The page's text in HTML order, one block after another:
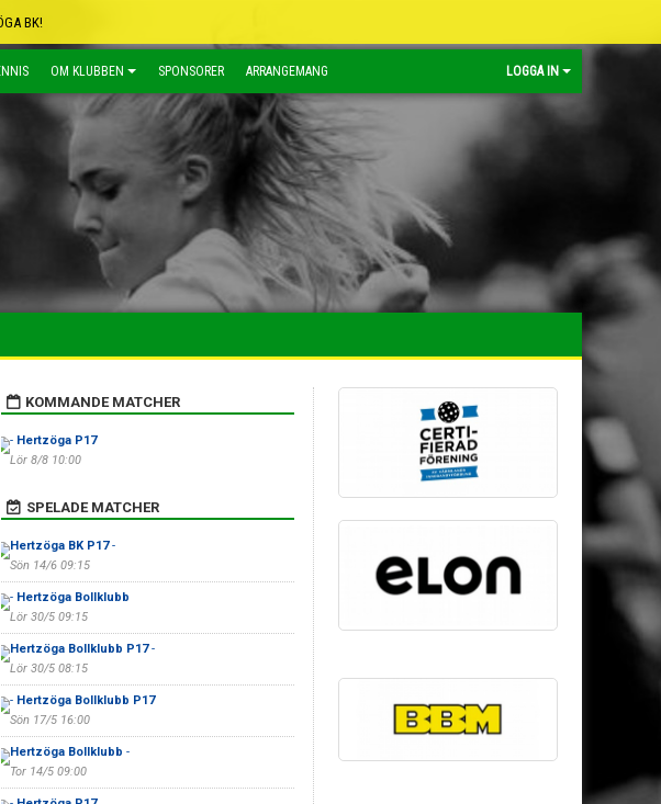
BK!
OM KLUBBEN SPONSORER ARRANGEMANG LOGGA IN
KOMMANDE MATCHER
- Hertzöga P17
Lör 8/8 10:00
SPELADE MATCHER
Hertzöga BK P17-
Sön 14/6 09:15
- Hertzöga Bollklubb
Lör 30/5 09:15
Hertzöga Bollklubb P17-
Lör 30/5 08:15
- Hertzöga Bollklubb P17
Sön 17/5 16:00
Hertzöga Bollklubb -
Tor 14/5 09:00